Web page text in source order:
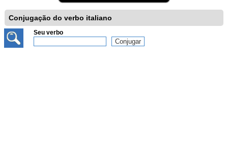
Conjugação do verbo italiano
Seu verbo